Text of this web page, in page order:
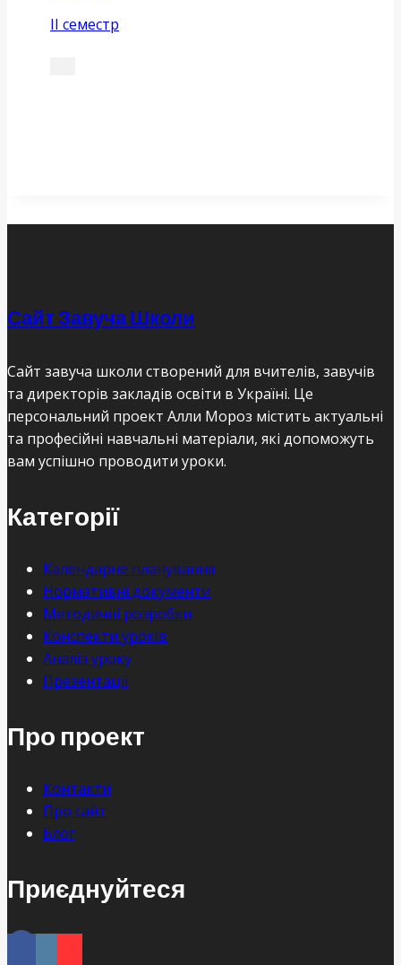
ІІ семестр
Сайт Завуча Школи
Сайт завуча школи створений для вчителів, завучів
та директорів закладів освіти в Україні. Це
персональний проект Алли Мороз містить актуальні
та професійні навчальні матеріали, які допоможуть
вам успішно проводити уроки.
Категорії
Календарне планування
Нормативні документи
Методичні розробки
Конспекти уроків
Аналіз уроку
Презентації
Про проект
Контакти
Про сайт
Блог
Приєднуйтеся